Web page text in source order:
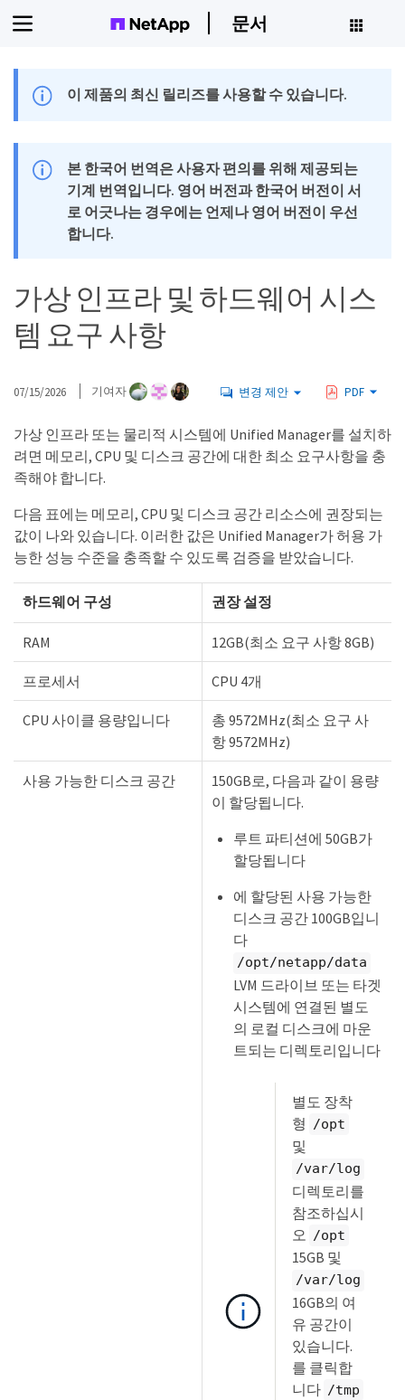
문서
이 제품의 최신 릴리즈를 사용할 수 있습니다.
본 한국어 번역은 사용자 편의를 위해 제공되는
기계 번역입니다. 영어 버전과 한국어 버전이 서
로 어긋나는 경우에는 언제나 영어 버전이 우선
합니다.
가상 인프라 및 하드웨어 시스
템 요구 사항
07/15/2026 기여자 변경 제안 PDF
가상 인프라 또는 물리적 시스템에 Unified Manager를 설치하
려면 메모리, CPU 및 디스크 공간에 대한 최소 요구사항을 충
족해야 합니다.
다음 표에는 메모리, CPU 및 디스크 공간 리소스에 권장되는
값이 나와 있습니다. 이러한 값은 Unified Manager가 허용 가
능한 성능 수준을 충족할 수 있도록 검증을 받았습니다.
하드웨어 구성 권장 설정
RAM 12GB(최소 요구 사항 8GB)
프로세서 CPU 4개
CPU 사이클 용량입니다
총 9572MHz(최소 요구 사
항 9572MHz)
사용 가능한 디스크 공간
150GB로, 다음과 같이 용량
이 할당됩니다.
루트 파티션에 50GB가
할당됩니다
에 할당된 사용 가능한
디스크 공간 100GB입니
다
/opt/netapp/data
LVM 드라이브 또는 타겟
시스템에 연결된 별도
의 로컬 디스크에 마운
트되는 디렉토리입니다
별도 장착
형 /opt
및
/var/log
디렉토리를
참조하십시
오 /opt
15GB 및
/var/log
16GB의 여
유 공간이
있습니다.
를 클릭합
니다 /tmp